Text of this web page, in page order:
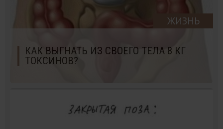
ЖИЗНЬ
КАК ВЫГНАТЬ ИЗ СВОЕГО ТЕЛА 8 КГ
ТОКСИНОВ?